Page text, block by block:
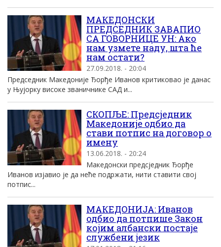
МАКЕДОНСКИ
ПРЕДСЕДНИК ЗАВАПИО
СА ГОВОРНИЦЕ УН: Ако
нам узмете наду, шта ће
нам остати?
27.09.2018. - 20:04
Председник Македоније Ђорђе Иванов критиковао је данас
у Њујорку високе званичнике САД и...
СКОПЉЕ: Предсједник
Македоније одбио да
стави потпис на договор о
имену
13.06.2018. - 20:24
Македонски предсједник Ђорђе
Иванов изјавио је да неће подржати, нити ставити свој
потпис...
МАКЕДОНИЈА: Иванов
одбио да потпише Закон
којим албански постаје
службени језик